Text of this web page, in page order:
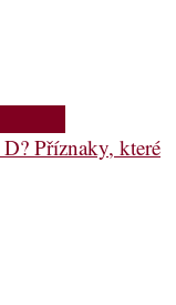
Příznaky, které